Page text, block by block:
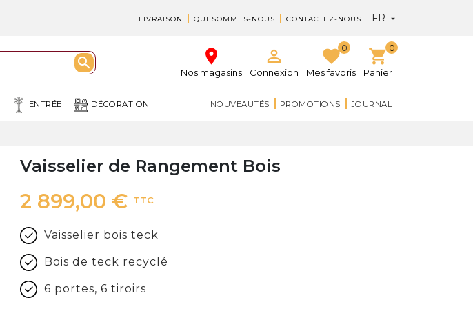
LIVRAISON QUI SOMMES-NOUS CONTACTEZ-NOUS FR 
 place
Nos magasins

Connexion
favorite
Mes favoris
0 shopping_cart
Panier
0
ENTRÉE DÉCORATION NOUVEAUTÉS PROMOTIONS JOURNAL
Vaisselier de Rangement Bois
2 899,00 € TTC
Vaisselier bois teck
Bois de teck recyclé
6 portes, 6 tiroirs